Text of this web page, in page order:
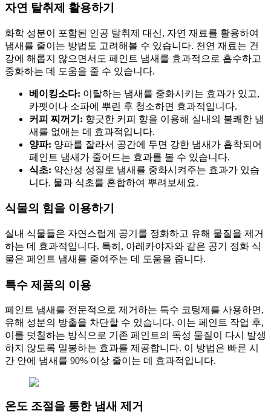
자연 탈취제 활용하기
화학 성분이 포함된 인공 탈취제 대신, 자연 재료를 활용하여
냄새를 줄이는 방법도 고려해볼 수 있습니다. 천연 재료는 건
강에 해롭지 않으면서도 페인트 냄새를 효과적으로 흡수하고
중화하는 데 도움을 줄 수 있습니다.
베이킹소다: 이탈하는 냄새를 중화시키는 효과가 있고,
카펫이나 소파에 뿌린 후 청소하면 효과적입니다.
커피 찌꺼기: 향긋한 커피 향을 이용해 실내의 불쾌한 냄
새를 없애는 데 효과적입니다.
양파: 양파를 잘라서 공간에 두면 강한 냄새가 흡착되어
페인트 냄새가 줄어드는 효과를 볼 수 있습니다.
식초: 약산성 성질로 냄새를 중화시켜주는 효과가 있습
니다. 물과 식초를 혼합하여 뿌려보세요.
식물의 힘을 이용하기
실내 식물들은 자연스럽게 공기를 정화하고 유해 물질을 제거
하는 데 효과적입니다. 특히, 아레카야자와 같은 공기 정화 식
물은 페인트 냄새를 줄여주는 데 도움을 줍니다.
특수 제품의 이용
페인트 냄새를 전문적으로 제거하는 특수 코팅제를 사용하면,
유해 성분의 방출을 차단할 수 있습니다. 이는 페인트 작업 후,
이를 덧칠하는 방식으로 기존 페인트의 독성 물질이 다시 발생
하지 않도록 밀봉하는 효과를 제공합니다. 이 방법은 빠른 시
간 안에 냄새를 90% 이상 줄이는 데 효과적입니다.
온도 조절을 통한 냄새 제거